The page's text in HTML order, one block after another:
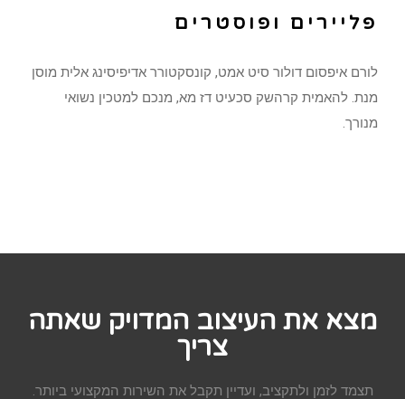
פליירים ופוסטרים
לורם איפסום דולור סיט אמט, קונסקטורר אדיפיסינג אלית מוסן
מנת. להאמית קרהשק סכעיט דז מא, מנכם למטכין נשואי
מנורך.
מצא את העיצוב המדויק שאתה
צריך
תצמד לזמן ולתקציב, ועדיין תקבל את השירות המקצועי ביותר.